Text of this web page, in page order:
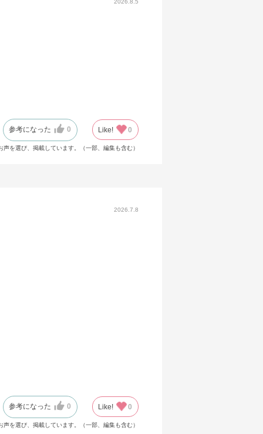
参考になった 0 Like! 0
を選び、掲載しています。（一部、編集も含む）
2026.7.8
参考になった 0 Like! 0
を選び、掲載しています。（一部、編集も含む）